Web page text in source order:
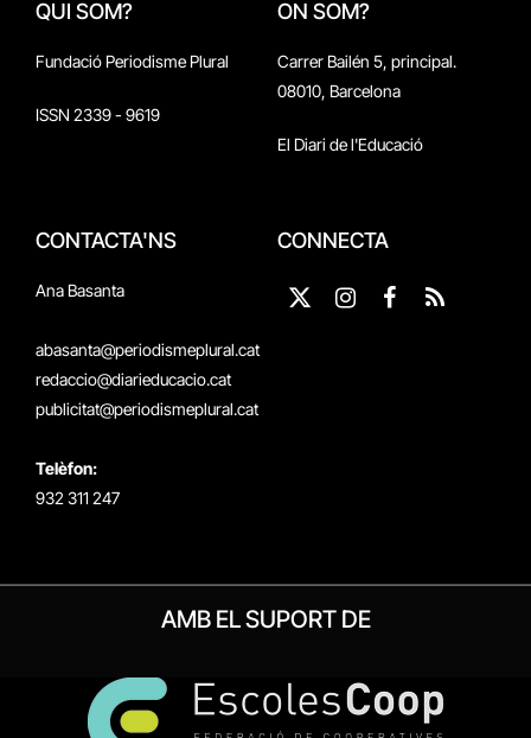
QUI SOM?
Fundació Periodisme Plural
ISSN 2339 - 9619
ON SOM?
Carrer Bailén 5, principal.
08010, Barcelona
El Diari de l'Educació
CONTACTA'NS
Ana Basanta
abasanta@periodismeplural.cat
redaccio@diarieducacio.cat
publicitat@periodismeplural.cat
Telèfon:
932 311 247
CONNECTA
X
Instagram
Facebook
RSS
AMB EL SUPORT DE